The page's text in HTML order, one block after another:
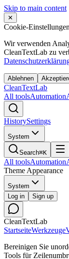
Skip to main content
✕
Cookie-Einstellungen
Wir verwenden
CleanTextLab zu
Ablehnen
CleanTextLab
All toolsAutomation
HistorySettings
System
Search⌘K
All toolsAutomation
Theme Appearance
System
Log in
Sign up
CleanTextLab
StartseiteWerkzeuge
Bereinigen Sie
Tools für